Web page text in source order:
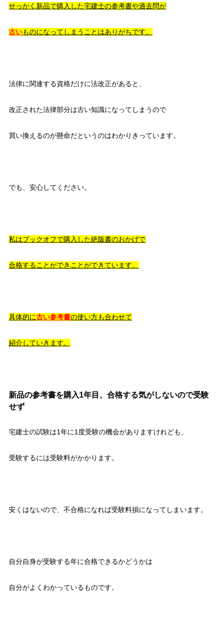
せっかく新品で購入した宅建士の参考書や過去問が
古いものになってしまうことはありがちです。
法律に関連する資格だけに法改正があると、
改正された法律部分は古い知識になってしまうので
買い換えるのが懸命だというのはわかりきっています。
でも、安心してください。
私はブックオフで購入した絶版書のおかげで
合格することができことができています。
具体的に古い参考書の使い方も合わせて
紹介していきます。
新品の参考書を購入1年目、合格する気がしないので受験
せず
宅建士の試験は1年に1度受験の機会がありますけれども、
受験するには受験料がかかります。
安くはないので、不合格になれば受験料損になってしまいます。
自分自身が受験する年に合格できるかどうかは
自分がよくわかっているものです。